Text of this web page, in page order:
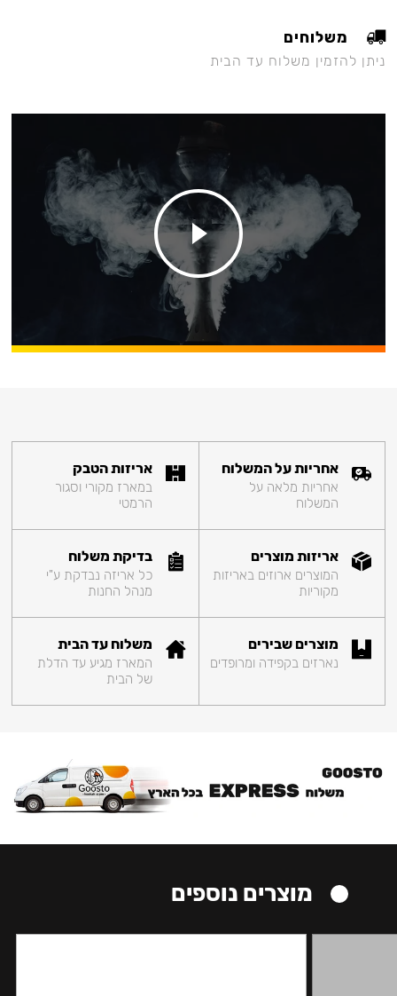
משלוחים
ניתן להזמין משלוח עד הבית
אחריות על המשלוח
אחריות מלאה על
המשלוח
אריזות הטבק
במארז מקורי וסגור
הרמטי
אריזות מוצרים
המוצרים ארוזים באריזות
מקוריות
בדיקת משלוח
כל אריזה נבדקת ע"י
מנהל החנות
מוצרים שבירים
נארזים בקפידה ומרופדים
משלוח עד הבית
המארז מגיע עד הדלת
של הבית
מוצרים נוספים